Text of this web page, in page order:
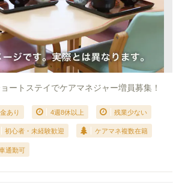
ートステイでケアマネジャー増員募集！
あり 4週8休以上 残業少ない
初心者・未経験歓迎 ケアマネ複数在籍
通勤可